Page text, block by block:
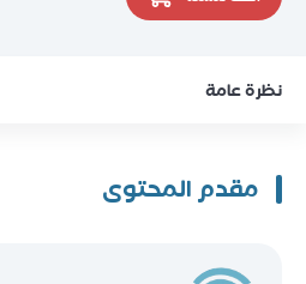
نظرة عامة
مقدم المحتوى